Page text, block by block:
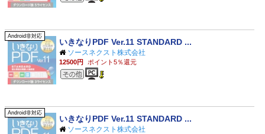
Android非対応
いきなりPDF Ver.11 STANDARD ...
ソースネクスト株式会社
12500円 ポイント5％還元
その他のジャンル
Android非対応
いきなりPDF Ver.11 STANDARD ...
ソースネクスト株式会社